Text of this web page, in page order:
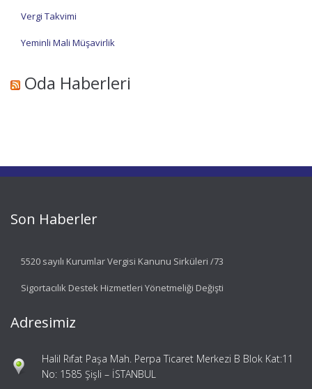
Vergi Takvimi
Yeminli Mali Müşavirlik
Oda Haberleri
Son Haberler
5520 sayılı Kurumlar Vergisi Kanunu Sirküleri /73
Sigortacılık Destek Hizmetleri Yönetmeliği Değişti
Adresimiz
Halil Rıfat Paşa Mah. Perpa Ticaret Merkezi B Blok Kat:11
No: 1585 Şişli – İSTANBUL